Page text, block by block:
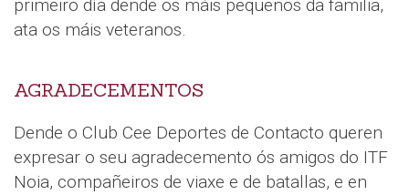
primeiro día dende os máis pequenos da familia,
ata os máis veteranos.
AGRADECEMENTOS
Dende o Club Cee Deportes de Contacto queren
expresar o seu agradecemento ós amigos do ITF
Noia, compañeiros de viaxe e de batallas, e en